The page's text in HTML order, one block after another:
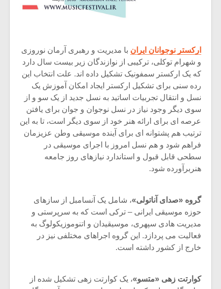
ارکستر نوجوانان ایران با مدیریت و رهبری آرمان نوروزی
و شهرام توکلی، ترکیبی از نوازندگان زیر بیست سال دارد
که یک ارکستر سمفونیک تشکیل داده اند. علت انتخاب این
رده سنی برای تشکیل ارکستر ایجاد امکان آموزش یک
نسل و انتقال تجربیات اساتید به نسل جدید از یک سو و از
سوی دیگر وجود نیاز در نسل نوجوان و جوان برای یافتن
عرصه ای برای ارائه هنر خود از سوی دیگر است، تا به این
ترتیب هم پشتوانه ای برای آینده موسیقی وطن عزیزمان
فراهم شود و هم نسل امروز با اجرای موسیقی در
سطحی قابل قبول و استاندارد نیازهای روز جامعه
هنربرآورده شود.
گروه «صدای آناتولی»، شامل یک آنسامبل از سازهای
حوزه موسیقی ایرانی – ترکی است که به سرپرستی و
مدیریت هادی سپهری، موسیقیدان و اتنوموزیکولوگ به
فعالیت می پردازد. این گروه اجراهای مختلفی نیز در
خارج از کشور داشته است.
کوارتت زهی «متسو»، یک کوارتت زهی تشکیل شده از